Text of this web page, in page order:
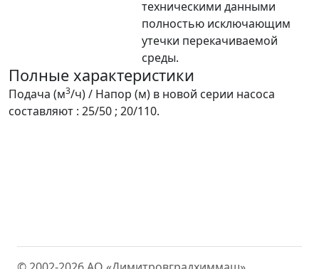
техническими данными
полностью исключающим
утечки перекачиваемой
среды.
Полные характеристики
Подача (м3/ч) / Напор (м) в новой серии насоса
составляют : 25/50 ; 20/110.